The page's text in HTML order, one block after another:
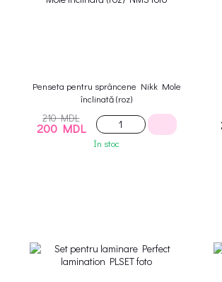
Penseta pentru sprâncene Nikk Mole
înclinată (roz)
210 MDL
200 MDL
În stoc